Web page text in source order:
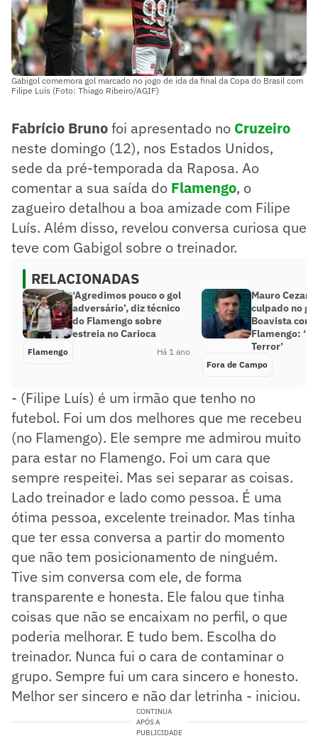
Gabigol comemora gol marcado no jogo de ida da final da Copa do Brasil com
Filipe Luís (Foto: Thiago Ribeiro/AGIF)
Fabrício Brunofoi apresentado no Cruzeiro
neste domingo (12), nos Estados Unidos,
sede da pré-temporada da Raposa. Ao
comentar a sua saída do Flamengo, o
zagueiro detalhou a boa amizade com Filipe
Luís. Além disso, revelou conversa curiosa que
teve com Gabigol sobre o treinador.
RELACIONADAS
‘Agredimos pouco o gol
adversário’, diz técnico
do Flamengo sobre
estreia no Carioca
Flamengo Há 1 ano
Mauro Cezar
culpado no
Boavista
Flamengo:
Terror’
Fora de Campo
- (Filipe Luís) é um irmão que tenho no
futebol. Foi um dos melhores que me recebeu
(no Flamengo). Ele sempre me admirou muito
para estar no Flamengo. Foi um cara que
sempre respeitei. Mas sei separar as coisas.
Lado treinador e lado como pessoa. É uma
ótima pessoa, excelente treinador. Mas tinha
que ter essa conversa a partir do momento
que não tem posicionamento de ninguém.
Tive sim conversa com ele, de forma
transparente e honesta. Ele falou que tinha
coisas que não se encaixam no perfil, o que
poderia melhorar. E tudo bem. Escolha do
treinador. Nunca fui o cara de contaminar o
grupo. Sempre fui um cara sincero e honesto.
Melhor ser sincero e não dar letrinha - iniciou.
CONTINUA
APÓS A
PUBLICIDADE